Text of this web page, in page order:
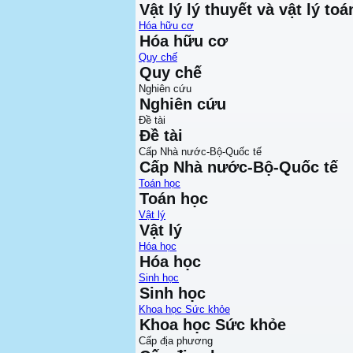
Vật lý lý thuyết và vật lý
Hóa hữu cơ
Hóa hữu cơ
Quy chế
Quy chế
Nghiên cứu
Nghiên cứu
Đề tài
Đề tài
Cấp Nhà nước-Bộ-Quốc tế
Cấp Nhà nước-Bộ-Quốc tế
Toán học
Toán học
Vật lý
Vật lý
Hóa học
Hóa học
Sinh học
Sinh học
Khoa học Sức khỏe
Khoa học Sức khỏe
Cấp địa phương